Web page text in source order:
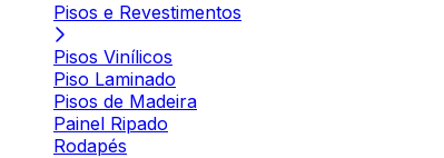
Pisos e Revestimentos
Pisos Vinílicos
Piso Laminado
Pisos de Madeira
Painel Ripado
Rodapés